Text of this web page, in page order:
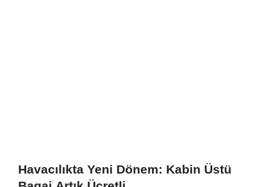
Havacılıkta Yeni Dönem: Kabin Üstü